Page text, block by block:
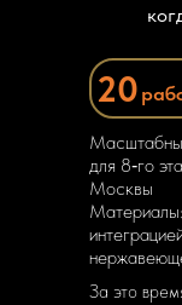
для 8‑го
Москвы
20
За это